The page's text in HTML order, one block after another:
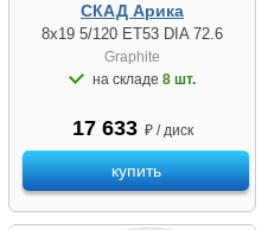
СКАД Арика
8x19 5/120 ET53 DIA 72.6
Graphite
на складе 8 шт.
17 633 ₽ / диск
купить